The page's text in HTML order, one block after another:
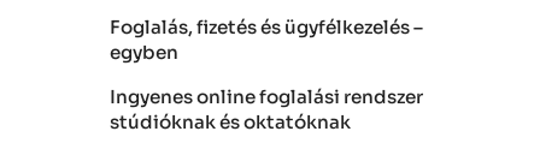
Foglalás, fizetés és ügyfélkezelés –
egyben
Ingyenes online foglalási rendszer
stúdióknak és oktatóknak